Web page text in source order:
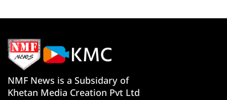
NMF News is a Subsidary of
Khetan Media Creation Pvt Ltd